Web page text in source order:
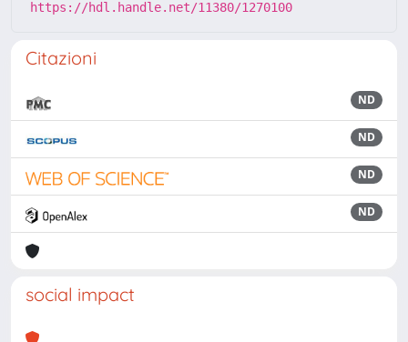
https://hdl.handle.net/11380/1270100
Citazioni
ND
ND
ND
ND
social impact